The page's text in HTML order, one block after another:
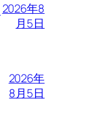
2026年8
月5日
2026年
8月5日